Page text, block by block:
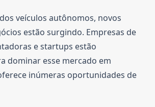
veículos autônomos, novos
estão surgindo. Empresas de
e startups estão
dominar esse mercado em
inúmeras oportunidades de